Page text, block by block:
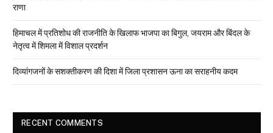
राणा
हिमाचल में प्रतिशोध की राजनीति के खिलाफ भाजपा का बिगुल, जयराम और बिंदल के
नेतृत्व में शिमला में विशाल प्रदर्शन
दिव्यांगजनों के सशक्तीकरण की दिशा में जिला प्रशासन ऊना का सराहनीय कदम
RECENT COMMENTS